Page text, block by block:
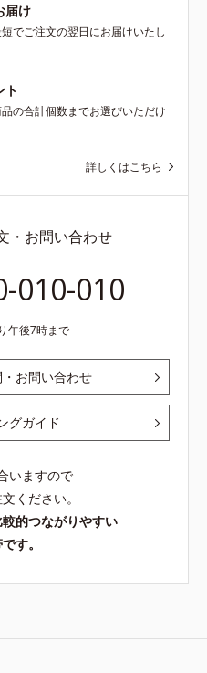
届け
でご注文の翌日にお届けいたし
ト
の合計個数までお選びいただけ
詳しくはこちら
・お問い合わせ
010-010
午後7時まで
お問い合わせ
グガイド
いますので
ください。
的つながりやすい
す。